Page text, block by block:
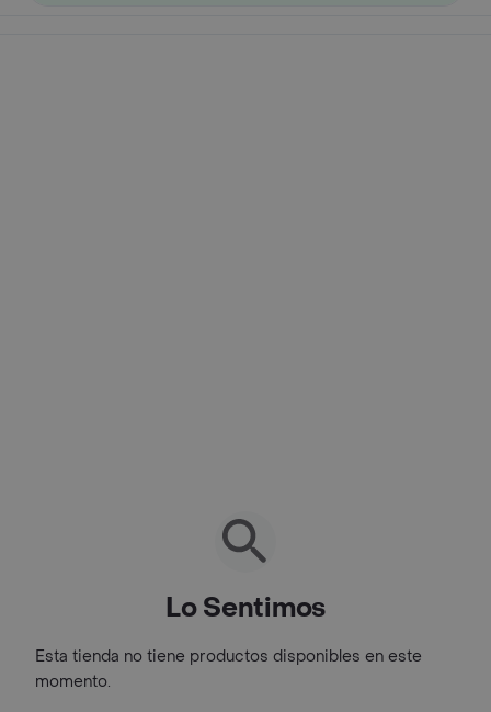
Lo Sentimos
Esta tienda no tiene productos disponibles en este
momento.